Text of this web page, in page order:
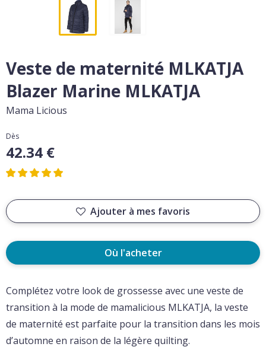
Veste de maternité MLKATJA
Blazer Marine MLKATJA
Mama Licious
Dès
42.34 €
Ajouter à mes favoris
Où l'acheter
Complétez votre look de grossesse avec une veste de
transition à la mode de mamalicious MLKATJA, la veste
de maternité est parfaite pour la transition dans les mois
d’automne en raison de la légère quilting.